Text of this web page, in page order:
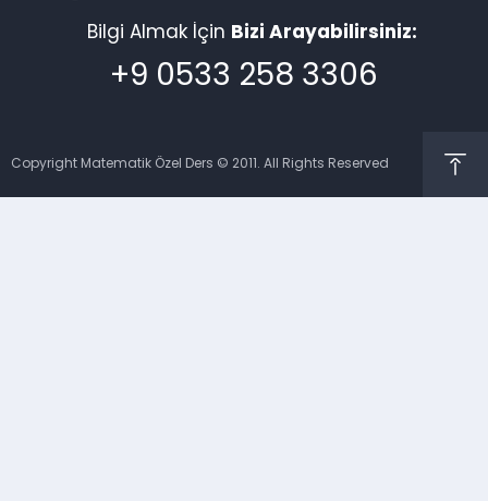
Bilgi Almak İçin Bizi Arayabilirsiniz:
+9 0533 258 3306
Copyright Matematik Özel Ders © 2011. All Rights Reserved